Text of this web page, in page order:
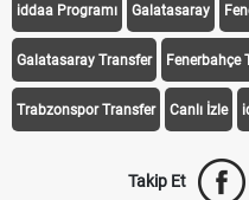
iddaa Programı Galatasaray
Galatasaray Transfer Fenerbahçe
Trabzonspor Transfer Canlı İzle
Takip Et